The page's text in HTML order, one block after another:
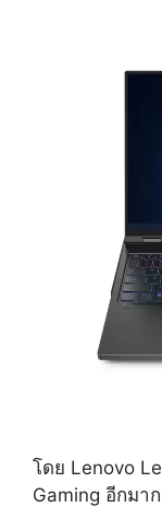
โดย Lenovo
Gaming อีกมา